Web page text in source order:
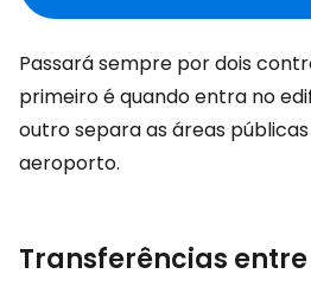
Passará sempre por dois
primeiro é quando entra no
outro separa as áreas
aeroporto.
Transferências entre